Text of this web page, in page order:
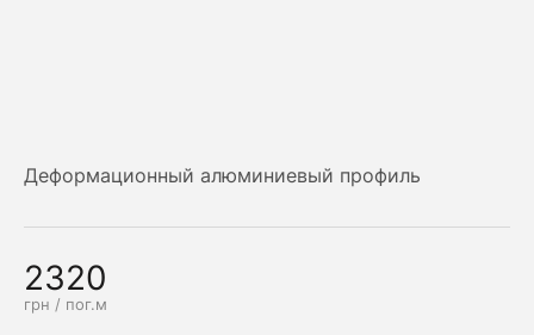
Деформационный алюминиевый профиль
2320
грн / пог.м